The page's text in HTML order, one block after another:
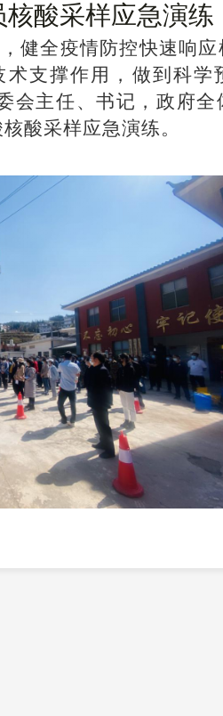
酸采样应急演练
健全疫情防控快速响
支撑作用，做到科学
会主任、书记，政府全
酸采样应急演练。